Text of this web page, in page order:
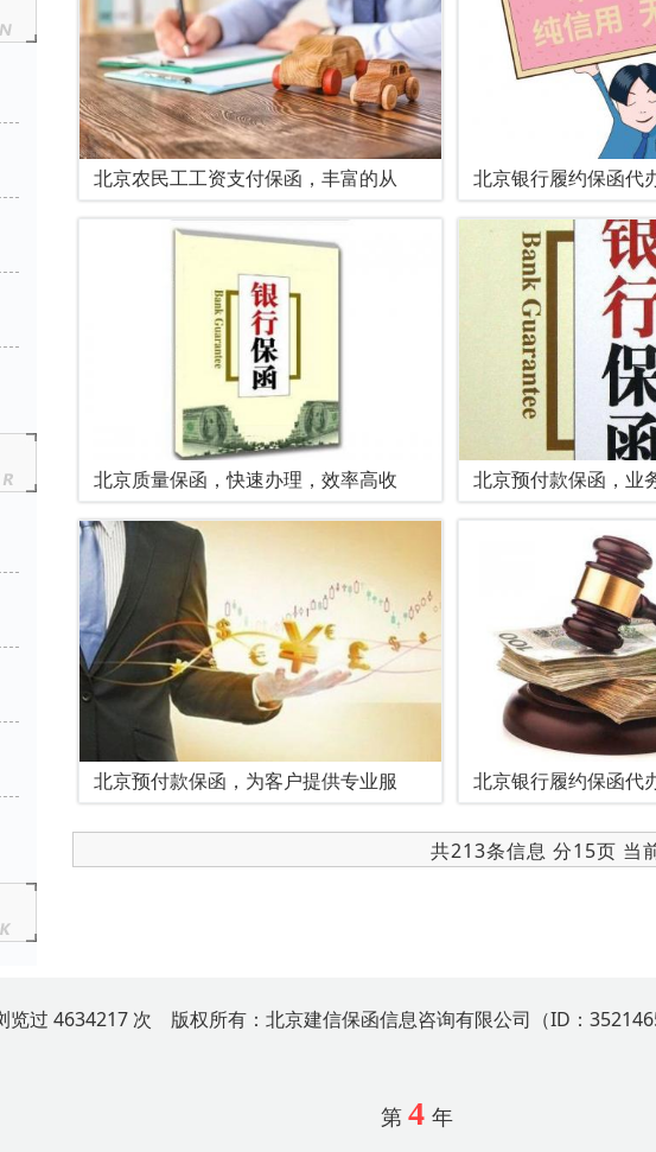
北京农民工工资支付保函，丰富的从 北京银行履约保函代
北京质量保函，快速办理，效率高收 北京预付款保函，业
北京预付款保函，为客户提供专业服 北京银行履约保函代
共213条信息 分15页 当
览过 4634217 次 版权所有：北京建信保函信息咨询有限公司（ID：
第 4 年